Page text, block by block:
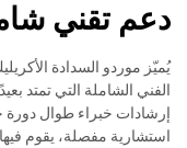
دعم تقني
يُميّز موردو السدادة
الفني الشاملة التي تمتد
إرشادات خبراء طوال دورة
استشارية مفصلة، يقوم فيها